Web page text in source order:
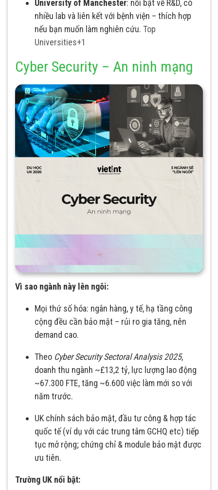
University of Manchester: nổi bật về R&D, có
nhiều lab và liên kết với bệnh viện – thích hợp
nếu bạn muốn làm nghiên cứu. Top
Universities+1
Cyber Security – An ninh mạng
Vì sao ngành này lên ngôi:
Mọi thứ số hóa: ngân hàng, y tế, hạ tầng công
cộng đều cần bảo mật – rủi ro gia tăng, nên
demand cao.
Theo Cyber Security Sectoral Analysis 2025,
doanh thu ngành ~£13,2 tỷ, lực lượng lao động
~67.300 FTE, tăng ~6.600 việc làm mới so với
năm trước.
UK chính sách bảo mật, đầu tư công & hợp tác
quốc tế (ví dụ với các trung tâm GCHQ etc) tiếp
tục mở rộng; chứng chỉ & module bảo mật được
ưu tiên.
Trường UK nổi bật: